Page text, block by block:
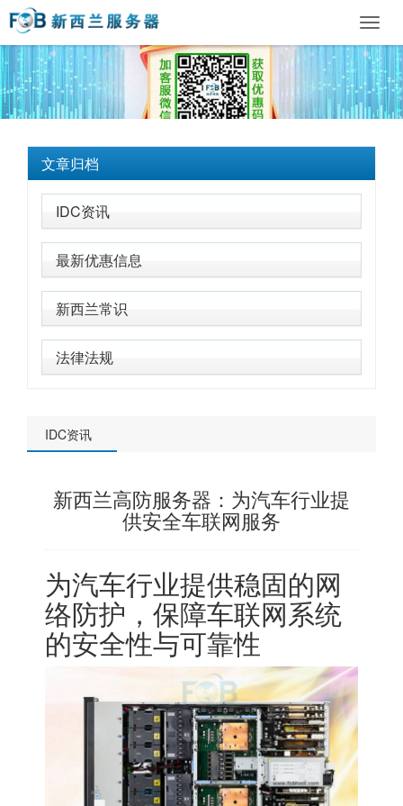
文章归档
IDC资讯
最新优惠信息
新西兰常识
法律法规
IDC资讯
新西兰高防服务器：为汽车行业提
供安全车联网服务
为汽车行业提供稳固的网
络防护，保障车联网系统
的安全性与可靠性